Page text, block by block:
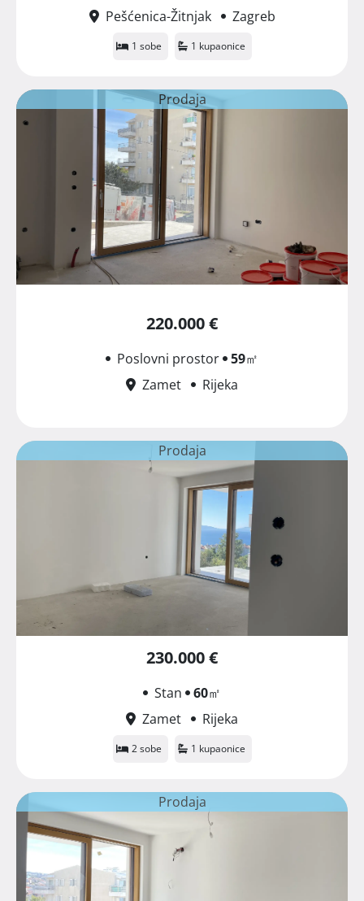
Pešćenica-Žitnjak
Zagreb
1 sobe 1 kupaonice
Prodaja
220.000 €
Poslovni prostor 59㎡
Zamet
Rijeka
Prodaja
230.000 €
Stan 60㎡
Zamet
Rijeka
2 sobe 1 kupaonice
Prodaja